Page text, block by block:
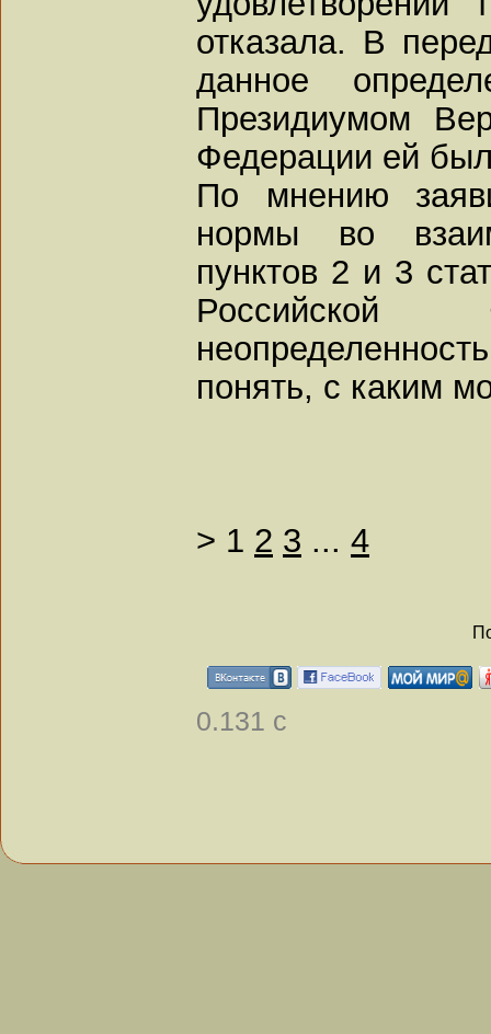
отказала. В
данное
Президиумом
Федерации ей
По мнению
нормы во
пунктов 2 и 3
Российской
понять, с каким
> 1 2 3 ... 4
0.131 с